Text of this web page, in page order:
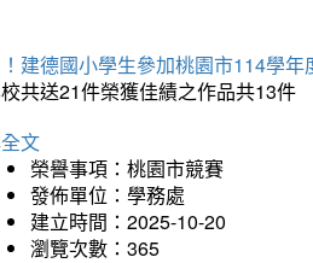
建德國小學生參加桃園市114學
共送21件榮獲佳績之作品共13件
文
榮譽事項：桃園市競賽
發佈單位：學務處
建立時間：2025-10-20
瀏覽次數：365